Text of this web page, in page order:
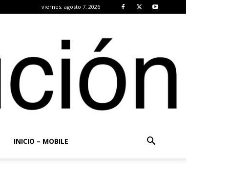
viernes, agosto 7, 2026
INICIO – MOBILE